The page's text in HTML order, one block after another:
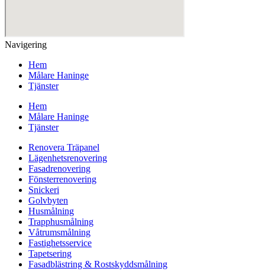
Navigering
Hem
Målare Haninge
Tjänster
Hem
Målare Haninge
Tjänster
Renovera Träpanel
Lägenhetsrenovering
Fasadrenovering
Fönsterrenovering
Snickeri
Golvbyten
Husmålning
Trapphusmålning
Våtrumsmålning
Fastighetsservice
Tapetsering
Fasadblästring & Rostskyddsmålning